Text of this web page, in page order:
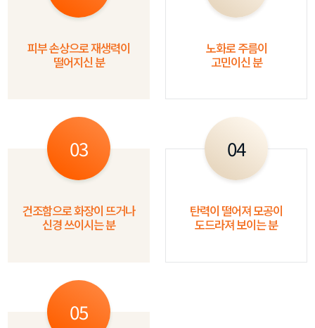
피부 손상으로 재생력이
떨어지신 분
노화로 주름이
고민이신 분
03
건조함으로 화장이 뜨거나
신경 쓰이시는 분
04
탄력이 떨어져 모공이
도드라져 보이는 분
05